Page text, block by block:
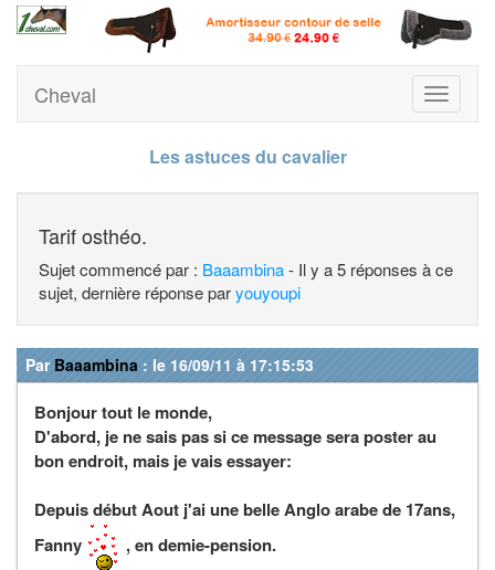
Toggle
Cheval
Les astuces du cavalier
Tarif osthéo.
Sujet commencé par : Baaambina- Il y a 5 réponses à ce
sujet, dernière réponse paryouyoupi
Par Baaambina : le 16/09/11 à 17:15:53
Bonjour tout le monde,
D'abord, je ne sais pas si ce message sera poster au
bon endroit, mais je vais essayer:
Depuis début Aout j'ai une belle Anglo arabe de 17ans,
Fanny
, en demie-pension.